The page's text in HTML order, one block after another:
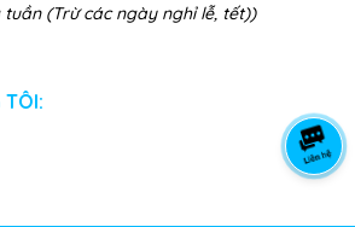
(Trừ các ngày nghỉ lễ, tết))
TÔI: